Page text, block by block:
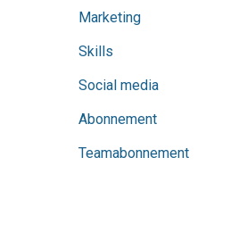
Marketing
Skills
Social media
Abonnement
Teamabonnement